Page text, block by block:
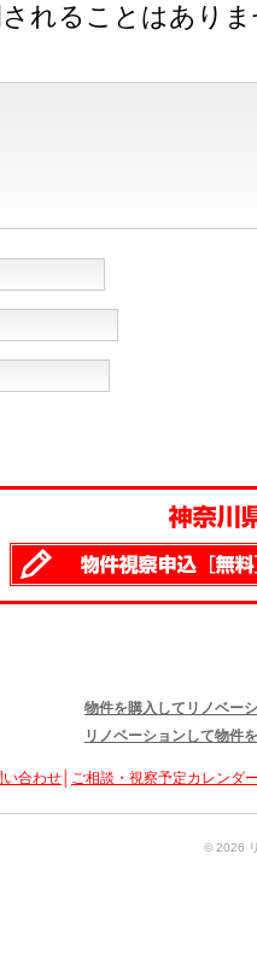
れることはあり
物件を購入してリノベー
リノベーションして物件
い合わせ ご相談・視察予定カレンダ
© 2026